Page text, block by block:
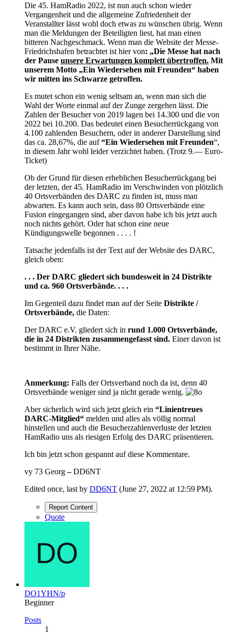
Die 45. HamRadio 2022, ist nun auch schon wieder
Vergangenheit und die allgemeine Zufriedenheit der
Veranstallter lässt wohl doch etwas zu wünschen übrig. Wenn
man die Meldungen der Beteiligten liest, hat man einen
bitteren Nachgeschmack. Wenn man die Website der Messe-
Friedrichshafen betrachtet ist hier von: „Die Messe hat nach
der Pause unsere Erwartungen komplett übertroffen. Mit
unserem Motto „Ein Wiedersehen mit Freunden“ haben
wir mitten ins Schwarze getroffen.
Es mutet schon ein wenig seltsam an, wenn man sich die
Wahl der Worte einmal auf der Zunge zergehen lässt. Die
Zahlen der Besucher von 2019 lagen bei 14.300 und die von
2022 bei 10.200. Das bedeutet einen Besucherrückgang von
4.100 zahlenden Besuchern, oder in anderer Darstellung sind
das ca. 28,67%, die auf“Ein Wiedersehen mit Freunden“,
in diesem Jahr wohl leider verzichtet haben. (Trotz 9.— Euro-
Ticket)
Ob der Grund für diesen erheblichen Besucherrückgang bei
der letzten, der 45. HamRadio im Verschwinden von plötzlich
40 Ortsverbänden des DARC zu finden ist, muss man
abwarten. Es kann auch sein, dass 80 Ortsverbände eine
Fusion eingegangen sind, aber davon habe ich bis jetzt auch
noch nichts gehört. Oder hat schon eine neue
Kündigungswelle begonnen . . . . !
Tatsache jedenfalls ist der Text auf der Website des DARC,
gleich oben:
. . . Der DARC gliedert sich bundesweit in 24 Distrikte
und ca. 960 Ortsverbände. . . .
Im Gegenteil dazu findet man auf der Seite Distrikte /
Ortsverbände, die Daten:
Der DARC e.V. gliedert sich in rund 1.000 Ortsverbände,
die in 24 Distrikten zusammengefasst sind. Einer davon ist
bestimmt in Ihrer Nähe.
Anmerkung: Falls der Ortsverband noch da ist, denn 40
Ortsverbände weniger sind ja nicht gerade wenig.
Aber sicherlich wird sich jetzt gleich ein “Linientreues
DARC-Mitglied“ melden und alles als völlig normal
hinstellen und auch die Besucherzahlenverluste der letzten
HamRadio uns als riesigen Erfolg des DARC präsentieren.
Ich bin jetzt schon gespannt auf diese Kommentare.
vy 73 Georg–DD6NT
Edited once, last by DD6NT (June 27, 2022 at 12:59 PM).
Report Content
Quote
DO1YHN/p
Beginner
Posts
1